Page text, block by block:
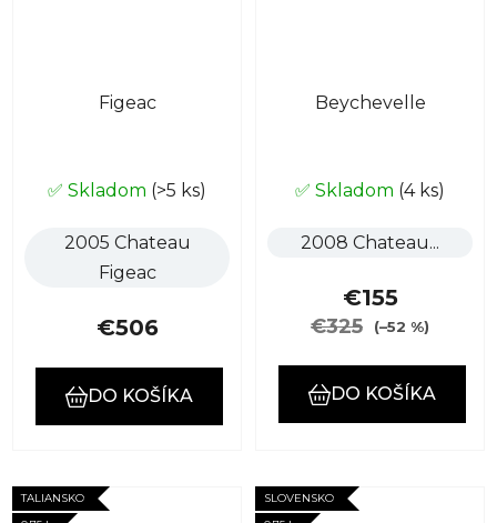
Figeac
✅ Skladom (>5 ks)
2005 Chateau
Figeac
€506
DO KOŠÍKA
Beychevelle
✅ Skladom (4 ks)
2008 Chateau...
€155
€325 (–52 %)
DO KOŠÍKA
TALIANSKO
SLOVENSKO